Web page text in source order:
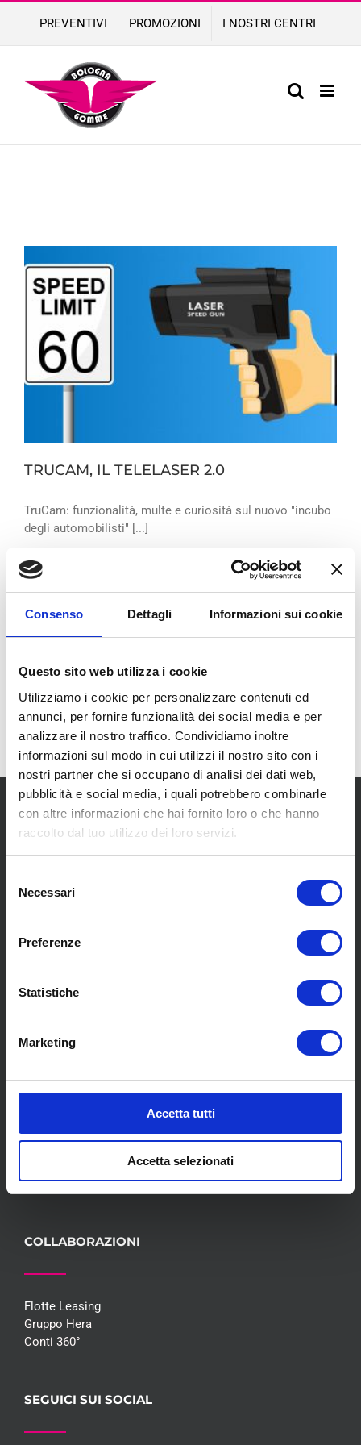
Consenso Dettagli Informazioni sui cookie
Questo sito web utilizza i cookie
Utilizziamo i cookie per personalizzare contenuti ed
annunci, per fornire funzionalità dei social media e per
analizzare il nostro traffico. Condividiamo inoltre
informazioni sul modo in cui utilizzi il nostro sito con i
nostri partner che si occupano di analisi dei dati web,
pubblicità e social media, i quali potrebbero combinarle
con altre informazioni che hai fornito loro o che hanno
raccolto dal tuo utilizzo dei loro servizi.
delNecessari
Preferenze
Statistiche
Marketing
Accetta tutti
Accetta selezionati
content
PREVENTIVI PROMOZIONI I NOSTRI CENTRI
TRUCAM, IL TELELASER 2.0
TruCam: funzionalità, multe e curiosità sul nuovo "incubo
degli automobilisti" [...]
ByBologna Gomme
Read More
SCOPRI I NOSTRI CENTRI
Pneumatici
Servizi
Whisteblowing D.Lgs 24/2023
Contatti
COLLABORAZIONI
Flotte Leasing
Gruppo Hera
Conti 360°
SEGUICI SUI SOCIAL